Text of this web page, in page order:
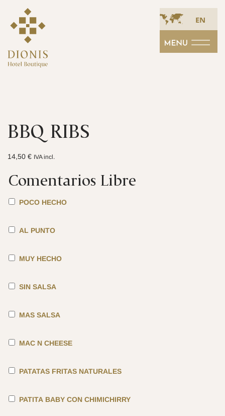
EN
BBQ RIBS
14,50 € IVA incl.
Comentarios Libre
POCO HECHO
AL PUNTO
MUY HECHO
SIN SALSA
MAS SALSA
MAC N CHEESE
PATATAS FRITAS NATURALES
PATITA BABY CON CHIMICHIRRY